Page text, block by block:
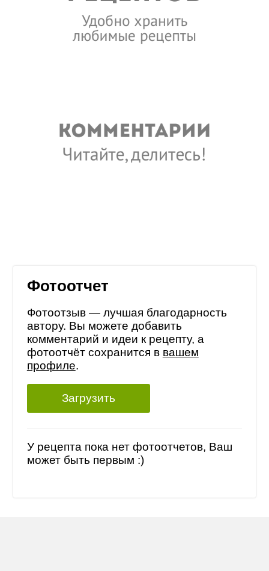
Фотоотчет
Фотоотзыв — лучшая благодарность
автору. Вы можете добавить
комментарий и идеи к рецепту, а
фотоотчёт сохранится в вашем
профиле.
Загрузить
У рецепта пока нет фотоотчетов, Ваш
может быть первым :)